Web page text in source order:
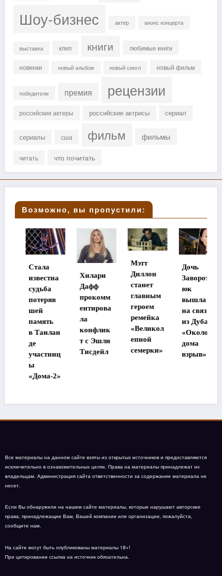
Шоу-бизнес актер анонс концерта
выставка клип книги любимые книги
новинки новый альбом новый сингл новый фильм
победители премия рецензии
российские актеры российские актрисы сериал
сериалы сша фильм фильмы
читать что почитать
Возможно, вы пропустили:
Хилари
Дафф
прокомм
ла
конфлик
Тисдейл
Мэтт
Диллон
станет
главным
героем
«Великол
епной
семерки»
Дочь
Заворотн
юк
вышла
на связь
из Дубая:
«Около
дома
взрыв»
Как
й
из
«Додо»
владельцам. Администрация сайта ответственности за содержание материала не
несет.
Если Вы обнаружили на нашем сайте материалы, которые нарушают авторские
сообщите нам.
На сайте могут быть опубликованы материалы 18+!